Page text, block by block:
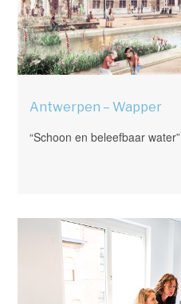
Antwerpen – Wapper
“Schoon en beleefbaar water”